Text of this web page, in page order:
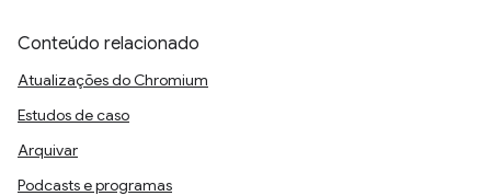
Conteúdo relacionado
Atualizações do Chromium
Estudos de caso
Arquivar
Podcasts e programas